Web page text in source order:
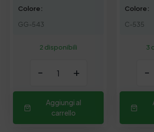
Colore:
GG-543
2 disponibili
- +
Aggiungi al
carrello
Colore:
C-535
3
-